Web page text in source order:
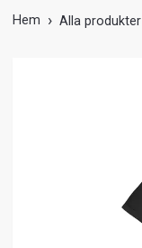
Hem Alla produkter